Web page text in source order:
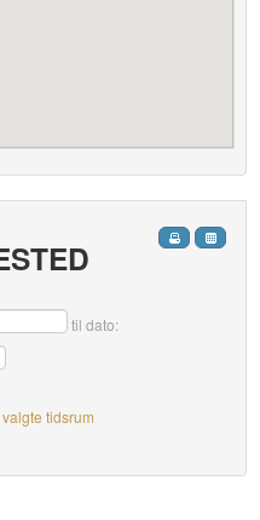
til dato:
tidsrum